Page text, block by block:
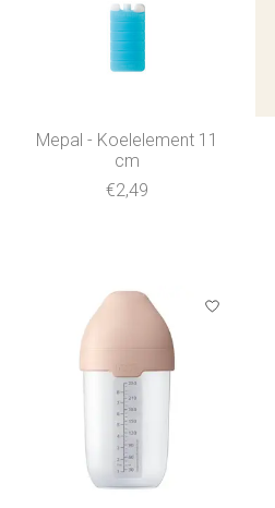
Mepal - Koelelement 11
cm
€2,49